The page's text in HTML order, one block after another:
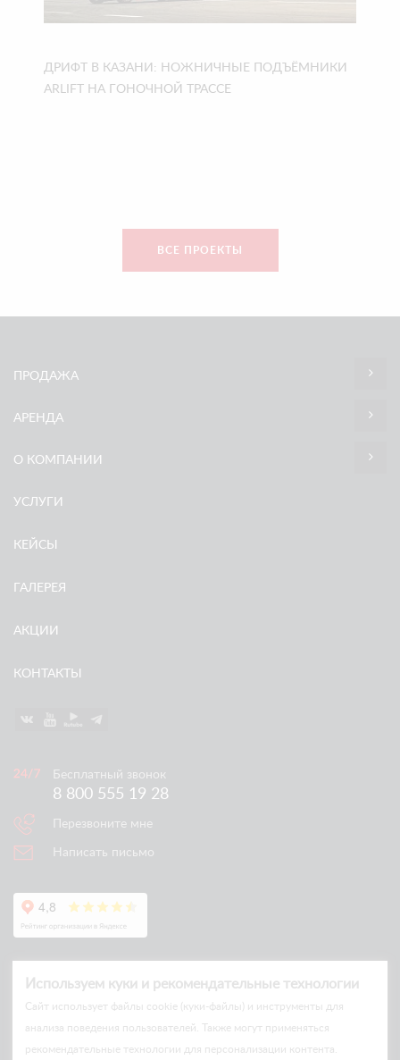
ДРИФТ В КАЗАНИ: НОЖНИЧНЫЕ ПОДЪЁМНИКИ
ARLIFT НА ГОНОЧНОЙ ТРАССЕ
ВСЕ ПРОЕКТЫ
ПРОДАЖА
АРЕНДА
О КОМПАНИИ
УСЛУГИ
КЕЙСЫ
ГАЛЕРЕЯ
АКЦИИ
КОНТАКТЫ
Бесплатный звонок
8 800 555 19 28
Перезвоните мне
Написать письмо
Используем куки и рекомендательные технологии
Cайт использует файлы cookie (куки-файлы) и инструменты для
анализа поведения пользователей. Также могут применяться
рекомендательные технологии для персонализации контента.